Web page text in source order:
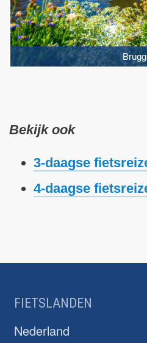
Bekijk ook
3-daagse
4-daagse
FIETSLANDEN
Nederland